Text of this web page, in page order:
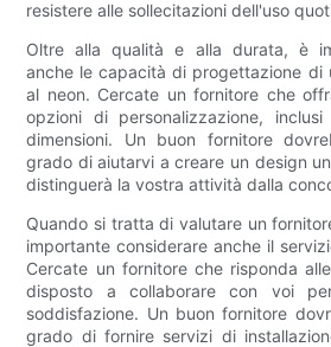
resistere alle sollecitazioni dell'uso
Oltre alla qualità e alla durata, è
anche le capacità di progettazione di
al neon. Cercate un fornitore che
opzioni di personalizzazione,
dimensioni. Un buon fornitore
grado di aiutarvi a creare un design
distinguerà la vostra attività dalla
Quando si tratta di valutare un
importante considerare anche il
Cercate un fornitore che risponda
disposto a collaborare con voi
soddisfazione. Un buon fornitore
grado di fornire servizi di